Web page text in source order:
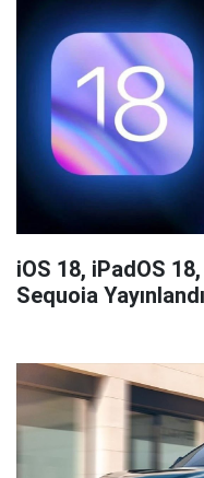
iOS 18, iPadOS
Sequoia Yayınlandı